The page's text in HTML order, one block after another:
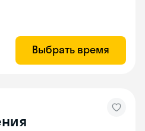
Выбрать время